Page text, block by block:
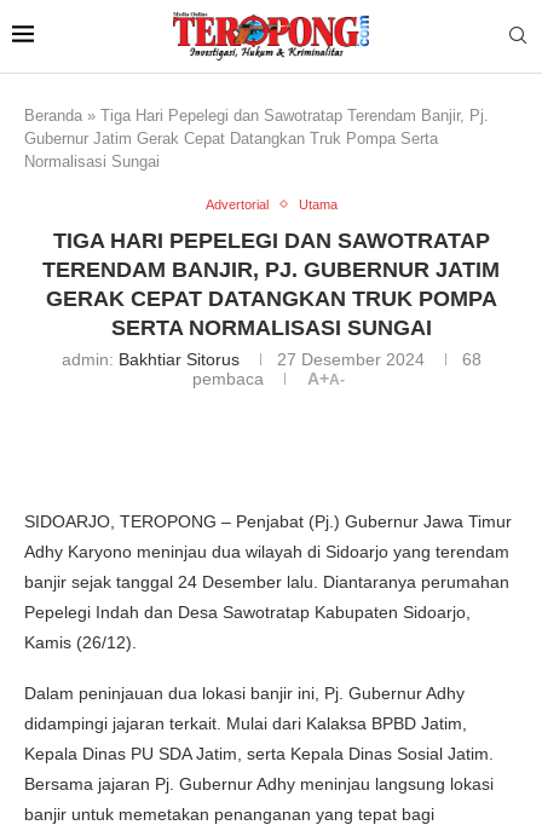
Beranda » Tiga Hari Pepelegi dan Sawotratap Terendam Banjir, Pj.
Gubernur Jatim Gerak Cepat Datangkan Truk Pompa Serta
Normalisasi Sungai
Advertorial Utama
TIGA HARI PEPELEGI DAN SAWOTRATAP
TERENDAM BANJIR, PJ. GUBERNUR JATIM
GERAK CEPAT DATANGKAN TRUK POMPA
SERTA NORMALISASI SUNGAI
admin: Bakhtiar Sitorus 27 Desember 2024
68
pembaca
A+A-
SIDOARJO, TEROPONG – Penjabat (Pj.) Gubernur Jawa Timur
Adhy Karyono meninjau dua wilayah di Sidoarjo yang terendam
banjir sejak tanggal 24 Desember lalu. Diantaranya perumahan
Pepelegi Indah dan Desa Sawotratap Kabupaten Sidoarjo,
Kamis (26/12).
Dalam peninjauan dua lokasi banjir ini, Pj. Gubernur Adhy
didampingi jajaran terkait. Mulai dari Kalaksa BPBD Jatim,
Kepala Dinas PU SDA Jatim, serta Kepala Dinas Sosial Jatim.
Bersama jajaran Pj. Gubernur Adhy meninjau langsung lokasi
banjir untuk memetakan penanganan yang tepat bagi